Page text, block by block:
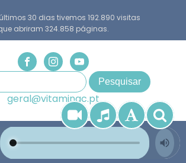
30 dias tivemos 192.890 visitas
abriram 324.858 páginas.
geral@vitaminac.pt